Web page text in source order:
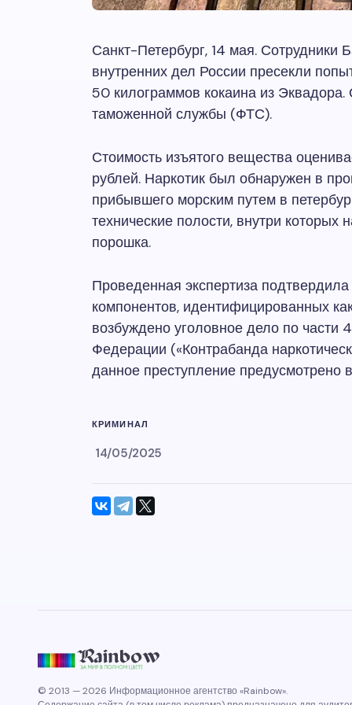
Санкт-Петербург, 14 мая. Сотрудники
внутренних дел России пресекли
50 килограммов кокаина из
таможенной службы (ФТС).
Стоимость изъятого вещества
рублей. Наркотик был обнаружен в
прибывшего морским путем в
технические полости, внутри
порошка.
Проведенная экспертиза
компонентов, идентифицированных
возбуждено уголовное дело по части
Федерации («Контрабанда
данное преступление предусмотрено
КРИМИНАЛ
14/05/2025
© 2013 — 2026 Информационное агентство «Rainbow».